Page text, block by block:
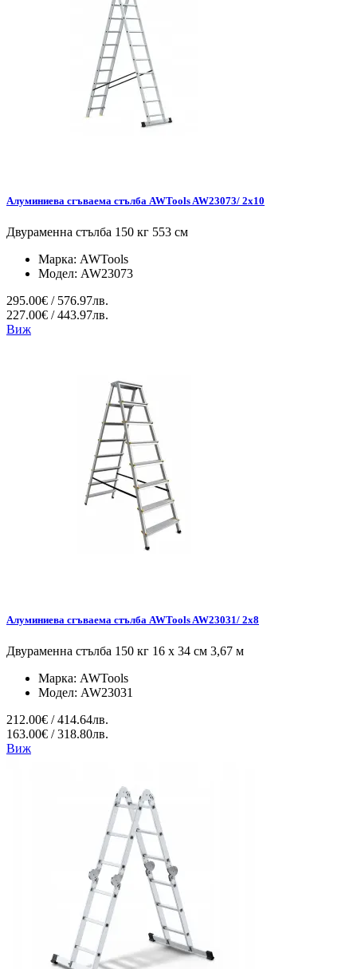
Алуминиева сгъваема стълба AWTools AW23073/ 2x10
Двураменна стълба 150 кг 553 см
Марка: AWTools
Модел: AW23073
295.00€ / 576.97лв.
227.00€ / 443.97лв.
Виж
Алуминиева сгъваема стълба AWTools AW23031/ 2x8
Двураменна стълба 150 кг 16 x 34 см 3,67 м
Марка: AWTools
Модел: AW23031
212.00€ / 414.64лв.
163.00€ / 318.80лв.
Виж